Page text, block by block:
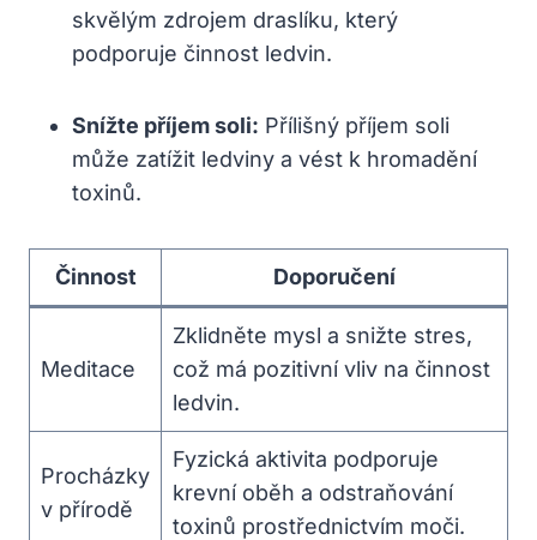
skvělým zdrojem draslíku, který
podporuje činnost ledvin.
Snížte příjem soli: Přílišný příjem⁢ soli
může zatížit ledviny a vést k ‍hromadění
toxinů.
Činnost Doporučení
Meditace
Zklidněte ⁤mysl a snižte stres,
což má pozitivní vliv na činnost
‌ledvin.
Procházky
⁤v přírodě
Fyzická aktivita ​podporuje​
krevní oběh a odstraňování
toxinů prostřednictvím moči.